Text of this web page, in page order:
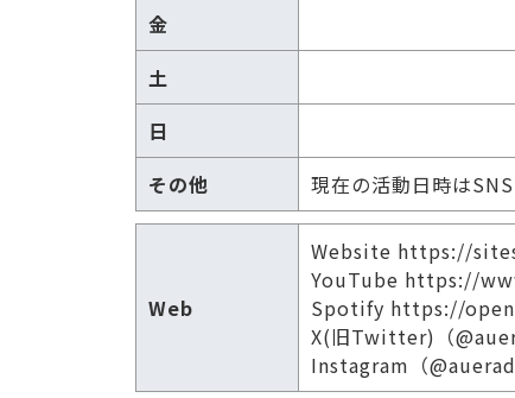
金
土
日
その他
現在の活動日時は
Web
Website https://
YouTube https://
Spotify https://
X(旧Twitter)（
Instagram（